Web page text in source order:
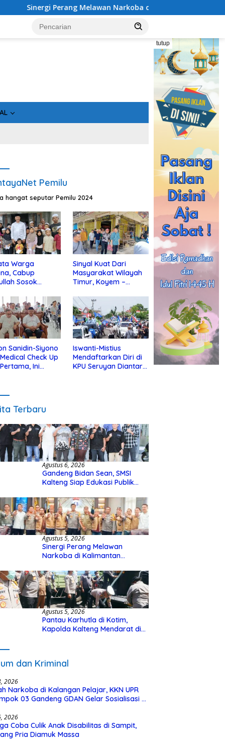
Perang Melawan Narkoba di Kalimantan Tengah, GDAN dan
tutup
Pemilu
hangat seputar Pemilu 2024
Warga
Cabup
Sosok
Sinyal Kuat Dari
Masyarakat Wilayah
Timur, Koyem –
di Kotim
Sanidin-Siyono
Check Up
Ini
Iswanti-Mistius
Mendaftarkan Diri di
KPU Seruyan Diantar
Terbaru
Agustus 6, 2026
Gandeng Bidan Sean, SMSI
Kalteng Siap Edukasi Publik
Agustus 5, 2026
Sinergi Perang Melawan
Narkoba di Kalimantan
Kalteng Siapkan Deklarasi
Akbar
Agustus 5, 2026
Pantau Karhutla di Kotim,
Kapolda Kalteng Mendarat di
dan Kriminal
2026
Narkoba di Kalangan Pelajar, KKN UPR
03 Gandeng GDAN Gelar Sosialisasi di
2026
Coba Culik Anak Disabilitas di Sampit,
Pria Diamuk Massa